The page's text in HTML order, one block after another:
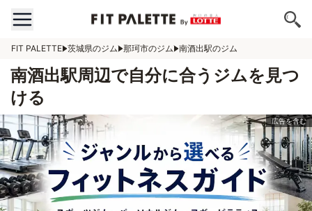
FIT PALETTE 茨城県のジム 那珂市のジム 南酒出駅のジム
南酒出駅周辺で自分に合うジムを見つ
ける